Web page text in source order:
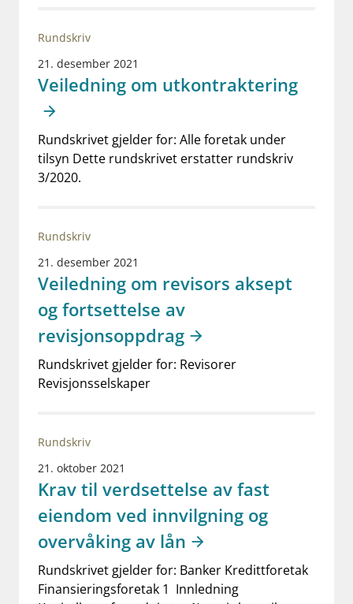
Rundskriv
21. desember 2021
Veiledning om utkontraktering
Rundskrivet gjelder for: Alle foretak under
tilsyn Dette rundskrivet erstatter rundskriv
3/2020.
Rundskriv
21. desember 2021
Veiledning om revisors aksept
og fortsettelse av
revisjonsoppdrag
Rundskrivet gjelder for: Revisorer
Revisjonsselskaper
Rundskriv
21. oktober 2021
Krav til verdsettelse av fast
eiendom ved innvilgning og
overvåking av lån
Rundskrivet gjelder for: Banker Kredittforetak
Finansieringsforetak 1 Innledning